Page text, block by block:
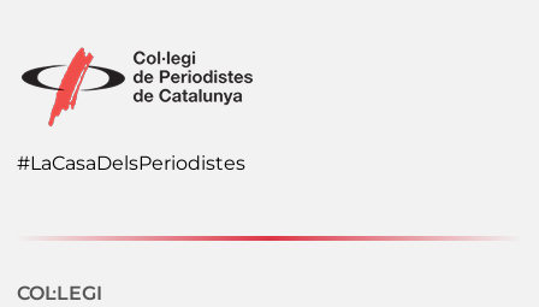
#LaCasaDelsPeriodistes
Navegació secundaria
COL·LEGI